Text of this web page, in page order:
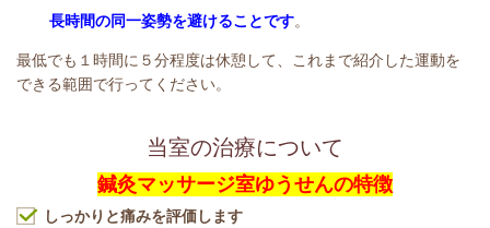
長時間の同一姿勢を避けることです。
最低でも１時間に５分程度は休憩して、これまで紹介した運動を
できる範囲で行ってください。
当室の治療について
鍼灸マッサージ室ゆうせんの特徴
しっかりと痛みを評価します